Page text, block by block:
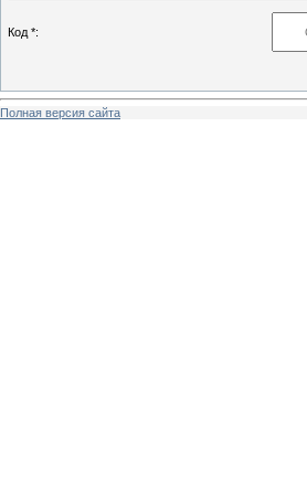
Код *:
Полная версия сайта